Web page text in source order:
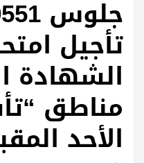
تأجيل
الشهادة
مناطق
الأحد